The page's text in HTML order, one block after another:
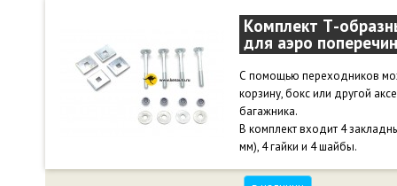
Комплект Т-
для аэро поперечин
С помощью переходников
корзину, бокс или другой
багажника.
В комплект входит 4
мм), 4 гайки и 4 шайбы.